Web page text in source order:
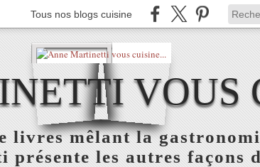
Tous nos blogs cuisine
VOUS
livres mêlant la
les autres façons